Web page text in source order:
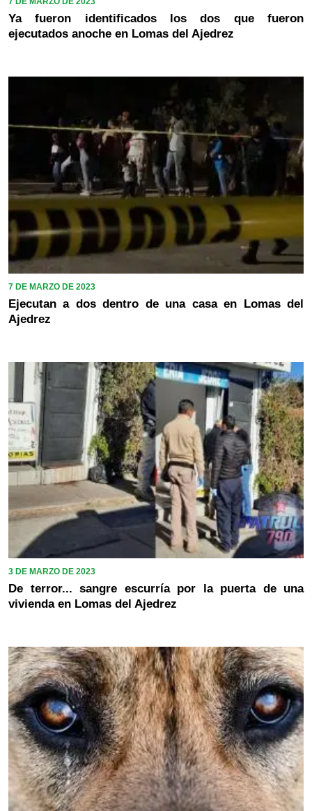
Ya fueron identificados los dos que fueron
ejecutados anoche en Lomas del Ajedrez
7 DE MARZO DE 2023
Ejecutan a dos dentro de una casa en Lomas del
Ajedrez
3 DE MARZO DE 2023
De terror... sangre escurría por la puerta de una
vivienda en Lomas del Ajedrez